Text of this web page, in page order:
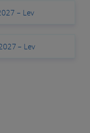
– Lev
– Lev